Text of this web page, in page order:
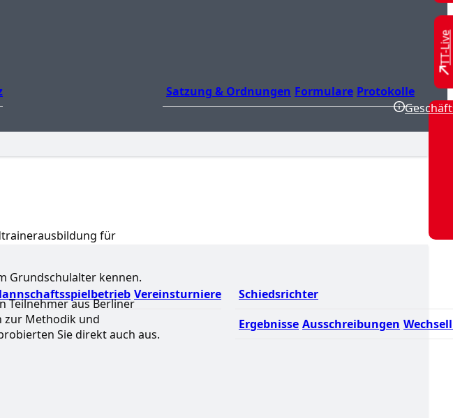
Satzung & Ordnungen Formulare Protokolle
Vereinsturniere
Schiedsrichter
Ergebnisse Ausschreibungen
für
Grundschulalter kennen.
Teilnehmer aus Berliner
zur Methodik und
Sie direkt auch aus.
TT-Live